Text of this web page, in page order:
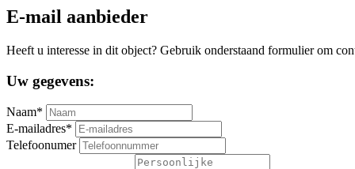
E-mail aanbieder
Heeft u interesse in dit object? Gebruik onderstaand formulier om
Uw gegevens:
Naam*
E-mailadres*
Telefoonumer